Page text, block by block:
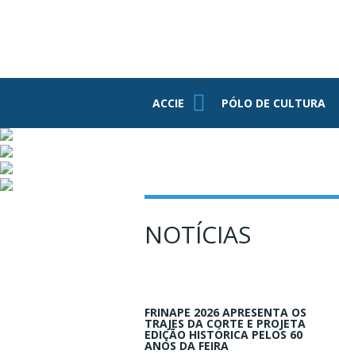
ACCIE
ACCIE PÓLO DE CULTURA
NOTÍCIAS
FRINAPE 2026 APRESENTA OS
TRAJES DA CORTE E PROJETA
EDIÇÃO HISTÓRICA PELOS 60
ANOS DA FEIRA